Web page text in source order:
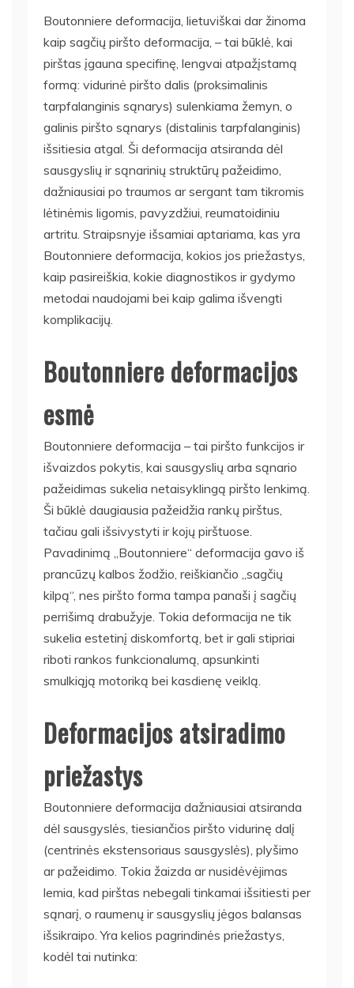
Boutonniere deformacija, lietuviškai dar žinoma
kaip sagčių piršto deformacija, – tai būklė, kai
pirštas įgauna specifinę, lengvai atpažįstamą
formą: vidurinė piršto dalis (proksimalinis
tarpfalanginis sąnarys) sulenkiama žemyn, o
galinis piršto sąnarys (distalinis tarpfalanginis)
išsitiesia atgal. Ši deformacija atsiranda dėl
sausgyslių ir sąnarinių struktūrų pažeidimo,
dažniausiai po traumos ar sergant tam tikromis
lėtinėmis ligomis, pavyzdžiui, reumatoidiniu
artritu. Straipsnyje išsamiai aptariama, kas yra
Boutonniere deformacija, kokios jos priežastys,
kaip pasireiškia, kokie diagnostikos ir gydymo
metodai naudojami bei kaip galima išvengti
komplikacijų.
Boutonniere deformacijos
esmė
Boutonniere deformacija – tai piršto funkcijos ir
išvaizdos pokytis, kai sausgyslių arba sąnario
pažeidimas sukelia netaisyklingą piršto lenkimą.
Ši būklė daugiausia pažeidžia rankų pirštus,
tačiau gali išsivystyti ir kojų pirštuose.
Pavadinimą „Boutonniere“ deformacija gavo iš
prancūzų kalbos žodžio, reiškiančio „sagčių
kilpą“, nes piršto forma tampa panaši į sagčių
perrišimą drabužyje. Tokia deformacija ne tik
sukelia estetinį diskomfortą, bet ir gali stipriai
riboti rankos funkcionalumą, apsunkinti
smulkiąją motoriką bei kasdienę veiklą.
Deformacijos atsiradimo
priežastys
Boutonniere deformacija dažniausiai atsiranda
dėl sausgyslės, tiesiančios piršto vidurinę dalį
(centrinės ekstensoriaus sausgyslės), plyšimo
ar pažeidimo. Tokia žaizda ar nusidėvėjimas
lemia, kad pirštas nebegali tinkamai išsitiesti per
sąnarį, o raumenų ir sausgyslių jėgos balansas
išsikraipo. Yra kelios pagrindinės priežastys,
kodėl tai nutinka: